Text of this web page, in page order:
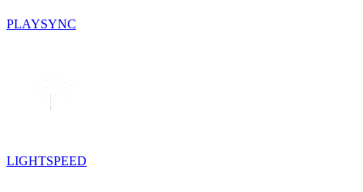
PLAYSYNC
LIGHTSPEED